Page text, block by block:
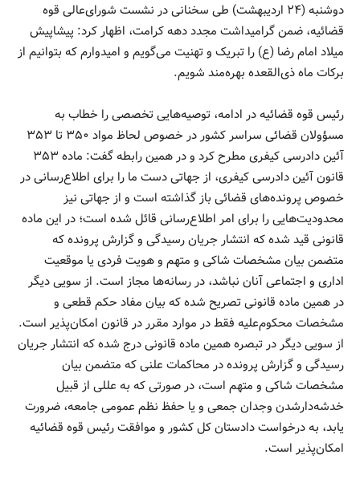
دوشنبه (۲۴ اردیبهشت) طی سخنانی در نشست شورای‌عالی قوه
قضائیه، ضمن گرامیداشت مجدد دهه کرامت، اظهار کرد: پیشاپیش
میلاد امام رضا (ع) را تبریک و تهنیت می‌گویم و امیدوارم که بتوانیم از
برکات ماه ذی‌القعده بهره‌مند شویم.
رئیس قوه قضائیه در ادامه، توصیه‌هایی تخصصی را خطاب به
مسؤولان قضائی سراسر کشور در خصوص لحاظ مواد ۳۵۰ تا ۳۵۳
آئین دادرسی کیفری مطرح کرد و در همین رابطه گفت: ماده ۳۵۳
قانون آئین دادرسی کیفری، از جهاتی دست ما را برای اطلاع‌رسانی در
خصوص پرونده‌های قضائی باز گذاشته است و از جهاتی نیز
محدودیت‌هایی را برای امر اطلاع‌رسانی قائل شده است؛ در این ماده
قانونی قید شده که انتشار جریان رسیدگی و گزارش پرونده که
متضمن بیان مشخصات شاکی و متهم و هویت فردی یا موقعیت
اداری و اجتماعی آنان نباشد، در رسانه‌ها مجاز است. از سویی دیگر
در همین ماده قانونی تصریح شده که بیان مفاد حکم قطعی و
مشخصات محکوم‌علیه فقط در موارد مقرر در قانون امکان‌پذیر است.
از سویی دیگر در تبصره همین ماده قانونی درج شده که انتشار جریان
رسیدگی و گزارش پرونده در محاکمات علنی که متضمن بیان
مشخصات شاکی و متهم است، در صورتی که به عللی از قبیل
خدشه‌دارشدن وجدان جمعی و یا حفظ نظم عمومی جامعه، ضرورت
یابد، به درخواست دادستان کل کشور و موافقت رئیس قوه قضائیه
امکان‌پذیر است.